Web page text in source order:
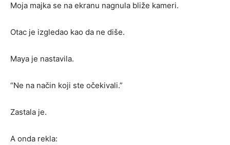
Moja majka se na ekranu nagnula bliže kameri.
Otac je izgledao kao da ne diše.
Maya je nastavila.
“Ne na način koji ste očekivali.”
Zastala je.
A onda rekla: